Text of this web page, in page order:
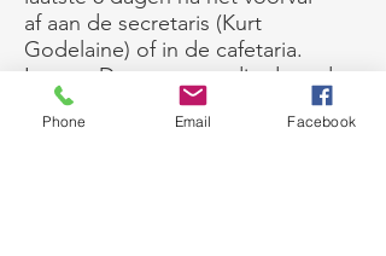
af aan de secretaris (Kurt
Godelaine) of in de cafetaria.
Let op: Documenten die door de
leden rechtstreeks naar de
verzekering worden verstuurd,
Phone Email Facebook